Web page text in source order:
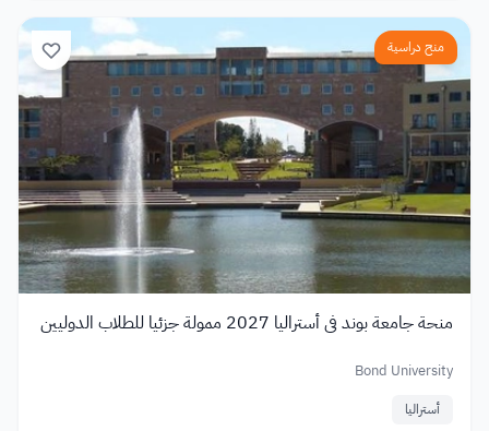
منح دراسية
منحة جامعة بوند في أستراليا 2027 ممولة جزئيا للطلاب الدوليين
Bond University
أستراليا